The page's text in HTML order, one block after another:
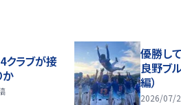
クラブが接
優勝し
良野ブ
編）
2026/07/